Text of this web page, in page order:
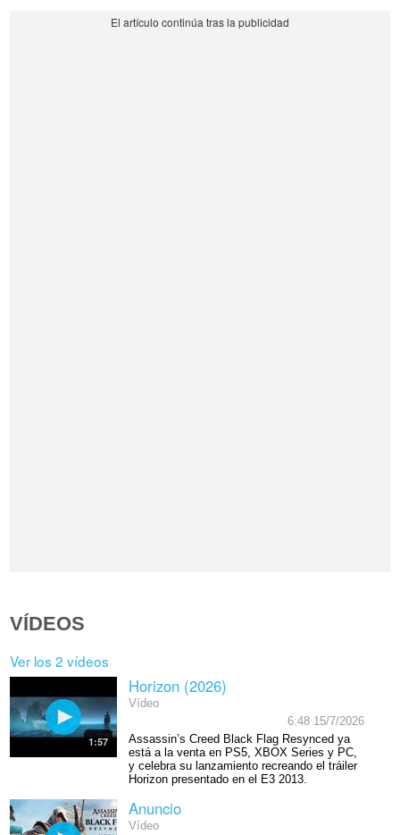
VÍDEOS
Ver los 2 vídeos
1:57
Horizon (2026)
Vídeo
6:48 15/7/2026
Assassin’s Creed Black Flag Resynced ya
está a la venta en PS5, XBOX Series y PC,
y celebra su lanzamiento recreando el tráiler
Horizon presentado en el E3 2013.
Anuncio
Vídeo